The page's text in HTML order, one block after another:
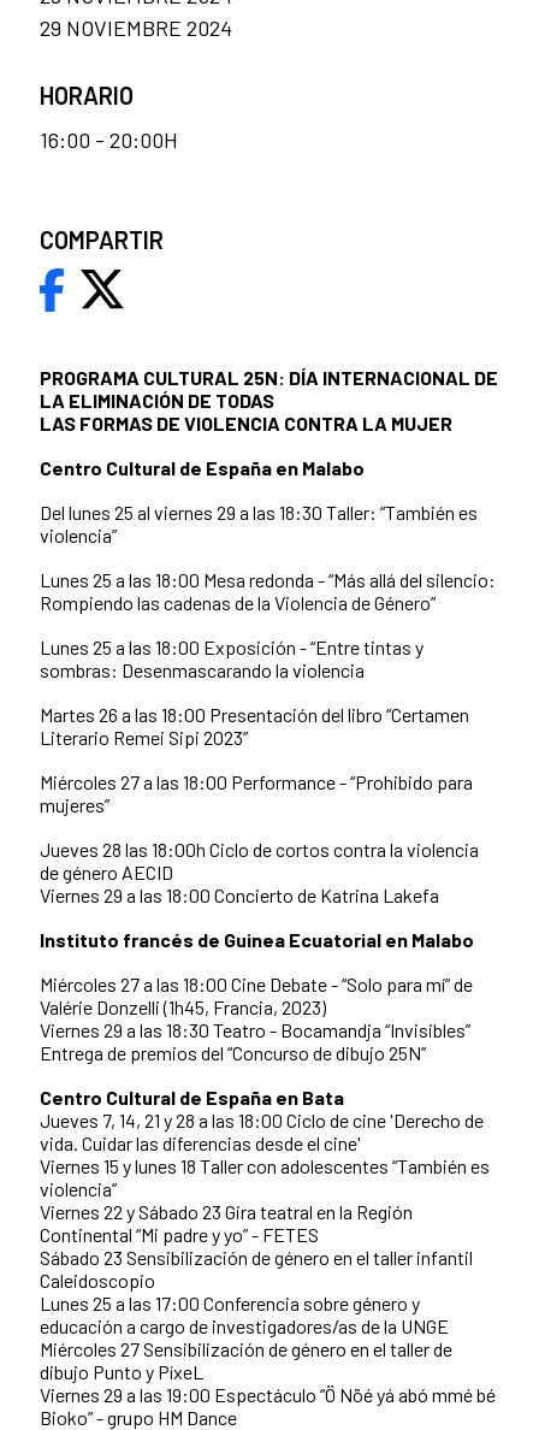
PROGRAMA CULTURAL 25N: DÍA INTERNACIONAL DE
LA ELIMINACIÓN DE TODAS
LAS FORMAS DE VIOLENCIA CONTRA LA MUJER
Centro Cultural de España en Malabo
Del lunes 25 al viernes 29 a las 18:30 Taller: “También es
violencia”
Lunes 25 a las 18:00 Mesa redonda - “Más allá del silencio:
Rompiendo las cadenas de la Violencia de Género”
Lunes 25 a las 18:00 Exposición - “Entre tintas y
sombras: Desenmascarando la violencia
Martes 26 a las 18:00 Presentación del libro “Certamen
Literario Remei Sipi 2023”
Miércoles 27 a las 18:00 Performance - “Prohibido para
mujeres”
Jueves 28 las 18:00h Ciclo de cortos contra la violencia
de género AECID
Viernes 29 a las 18:00 Concierto de Katrina Lakefa
Instituto francés de Guinea Ecuatorial en Malabo
Miércoles 27 a las 18:00 Cine Debate - “Solo para mí” de
Valérie Donzelli (1h45, Francia, 2023)
Viernes 29 a las 18:30 Teatro - Bocamandja “Invisibles”
Entrega de premios del “Concurso de dibujo 25N”
Centro Cultural de España en Bata
Jueves 7, 14, 21 y 28 a las 18:00 Ciclo de cine 'Derecho de
vida. Cuidar las diferencias desde el cine'
Viernes 15 y lunes 18 Taller con adolescentes “También es
violencia”
Viernes 22 y Sábado 23 Gira teatral en la Región
Continental “Mi padre y yo” - FETES
Sábado 23 Sensibilización de género en el taller infantil
Caleidoscopio
Lunes 25 a las 17:00 Conferencia sobre género y
educación a cargo de investigadores/as de la UNGE
Miércoles 27 Sensibilización de género en el taller de
dibujo Punto y PíxeL
Viernes 29 a las 19:00 Espectáculo “Ö Nöé yá abó mmé bé
Bioko” - grupo HM Dance
29 NOVIEMBRE 2024
HORARIO
16:00 - 20:00H
COMPARTIR